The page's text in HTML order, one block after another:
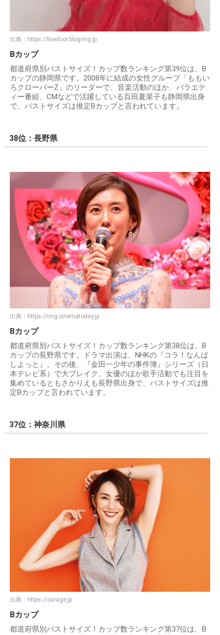
出典： https://livedoor.blogimg.jp
Bカップ
都道府県別バストサイズ！カップ数ランキング第39位は、B
カップの静岡県です。2008年に結成の女性グループ「ももい
ろクローバーZ」のリーダーで、音楽活動のほか、バラエテ
ィー番組、CMなどで活躍している百田夏菜子も静岡県出身
で、バストサイズは推定Bカップと言われています。
38位：長野県
出典： https://img.cinematoday.jp
Bカップ
都道府県別バストサイズ！カップ数ランキング第38位は、B
カップの長野県です。ドラマ出演は、NHKの『コラ！なんば
しよっと』。その後、『金田一少年の事件簿』シリーズ（日
本テレビ系）で大ブレイク。女優のほか歌手活動でも注目を
集めているともさかりえも長野県出身で、バストサイズは推
定Bカップと言われています。
37位：神奈川県
出典： https://ourage.jp
Bカップ
都道府県別バストサイズ！カップ数ランキング第37位は、B